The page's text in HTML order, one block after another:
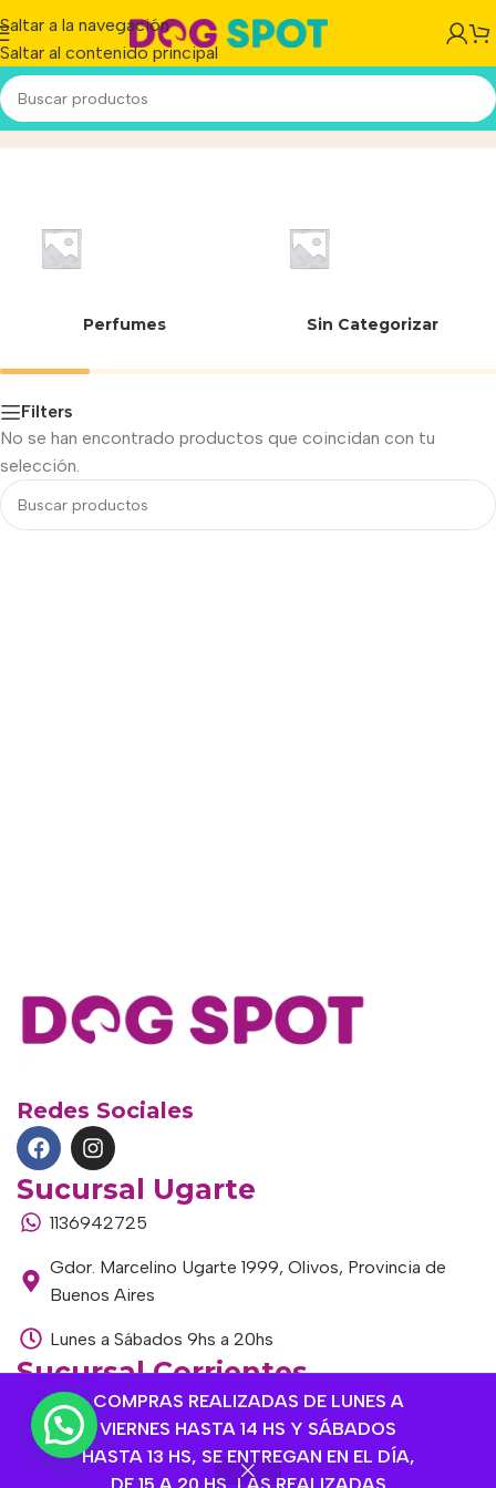
COMPRAS REALIZADAS DE LUNES A
VIERNES HASTA 14 HS Y SÁBADOS
HASTA 13 HS, SE ENTREGAN EN EL DÍA,
Saltar a la navegación
Saltar al contenido principal
ProtelivInicio/
Perfumes Sin Categorizar
Filters
No se han encontrado productos que coincidan con tu
selección.
Redes Sociales
Sucursal Ugarte
1136942725
Gdor. Marcelino Ugarte 1999, Olivos, Provincia de
Buenos Aires
Lunes a Sábados 9hs a 20hs
Sucursal Corrientes
1145306985
Corrientes 1464, Olivos, Provincia de Buenos Aires